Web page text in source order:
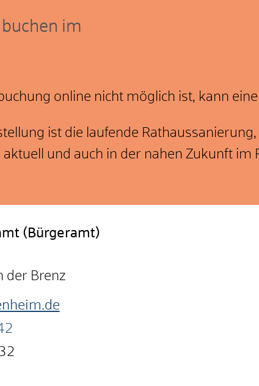
im
online nicht möglich ist, kann
ist die laufende
und auch in der nahen Zukunft im
(Bürgeramt)
der Brenz